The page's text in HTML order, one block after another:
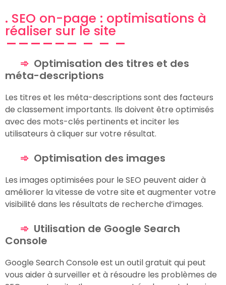
. SEO on-page : optimisations à
réaliser sur le site
Optimisation des titres et des
méta-descriptions
Les titres et les méta-descriptions sont des facteurs
de classement importants. Ils doivent être optimisés
avec des mots-clés pertinents et inciter les
utilisateurs à cliquer sur votre résultat.
Optimisation des images
Les images optimisées pour le SEO peuvent aider à
améliorer la vitesse de votre site et augmenter votre
visibilité dans les résultats de recherche d’images.
Utilisation de Google Search
Console
Google Search Console est un outil gratuit qui peut
vous aider à surveiller et à résoudre les problèmes de